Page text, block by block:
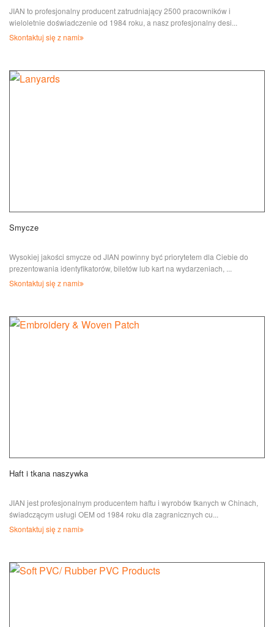
JIAN to profesjonalny producent zatrudniający 2500 pracowników i
wieloletnie doświadczenie od 1984 roku, a nasz profesjonalny desi...
Skontaktuj się z nami
Smycze
Wysokiej jakości smycze od JIAN powinny być priorytetem dla Ciebie do
prezentowania identyfikatorów, biletów lub kart na wydarzeniach, ...
Skontaktuj się z nami
Haft i tkana naszywka
JIAN jest profesjonalnym producentem haftu i wyrobów tkanych w Chinach,
świadczącym usługi OEM od 1984 roku dla zagranicznych cu...
Skontaktuj się z nami